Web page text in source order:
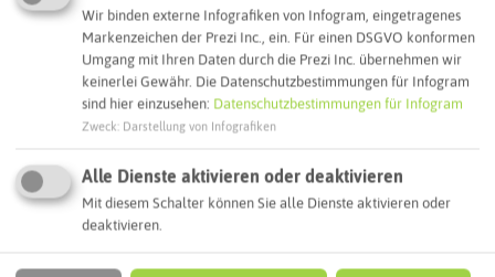
Webseite
Interaktive Karte
Routenplanung zum Ziel:
Wir binden externe Infografiken von Infogram, eingetragenes
Markenzeichen der Prezi Inc., ein. Für einen DSGVO konformen
Umgang mit Ihren Daten durch die Prezi Inc. übernehmen wir
keinerlei Gewähr. Die Datenschutzbestimmungen für Infogram
sind hier einzusehen: Datenschutzbestimmungen für Infogram
Zweck Darstellung von Infografiken
Alle Dienste aktivieren oder deaktivieren
Mit diesem Schalter können Sie alle Dienste aktivieren oder
deaktivieren.